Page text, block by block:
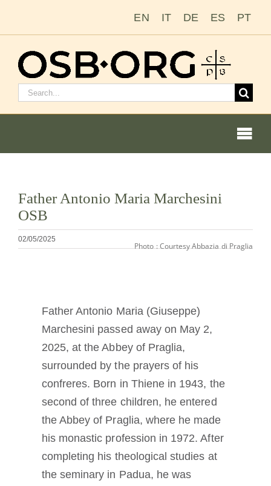
EN IT DE ES PT
Rechercher
L’ordre bénédictin
Devenir moine ou moniale
NEXUS
Archives OSB.org
l'image
en
grand
Father Antonio Maria Marchesini
OSB
02/05/2025
Photo : Courtesy Abbazia di Praglia
Father Antonio Maria (Giuseppe)
Marchesini passed away on May 2,
2025, at the Abbey of Praglia,
surrounded by the prayers of his
confreres. Born in Thiene in 1943, the
second of three children, he entered
the Abbey of Praglia, where he made
his monastic profession in 1972. After
completing his theological studies at
the seminary in Padua, he was